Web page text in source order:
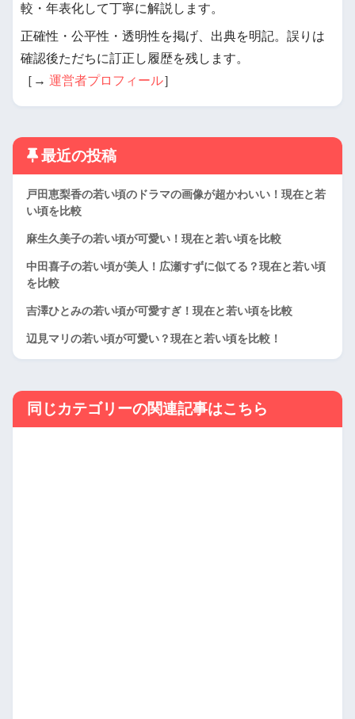
較・年表化して丁寧に解説します。
正確性・公平性・透明性を掲げ、出典を明記。誤りは
確認後ただちに訂正し履歴を残します。
［→ 運営者プロフィール］
最近の投稿
戸田恵梨香の若い頃のドラマの画像が超かわいい！現在と若
い頃を比較
麻生久美子の若い頃が可愛い！現在と若い頃を比較
中田喜子の若い頃が美人！広瀬すずに似てる？現在と若い頃
を比較
吉澤ひとみの若い頃が可愛すぎ！現在と若い頃を比較
辺見マリの若い頃が可愛い？現在と若い頃を比較！
同じカテゴリーの関連記事はこちら